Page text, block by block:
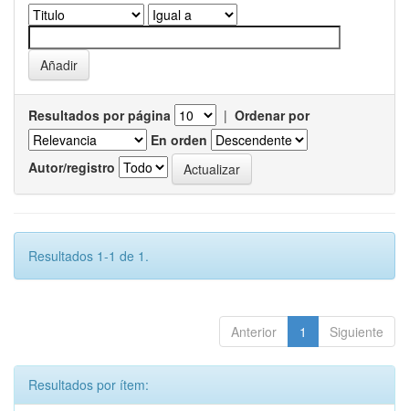
Resultados por página | Ordenar por
En orden
Autor/registro
Resultados 1-1 de 1.
Anterior 1 Siguiente
Resultados por ítem: